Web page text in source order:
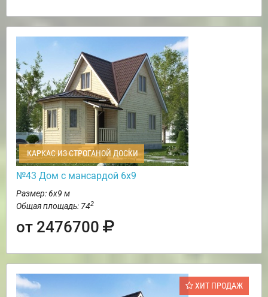
КАРКАС ИЗ СТРОГАНОЙ ДОСКИ
№43 Дом с мансардой 6х9
Размер: 6х9 м
Общая площадь: 742
от 2476700
ХИТ ПРОДАЖ